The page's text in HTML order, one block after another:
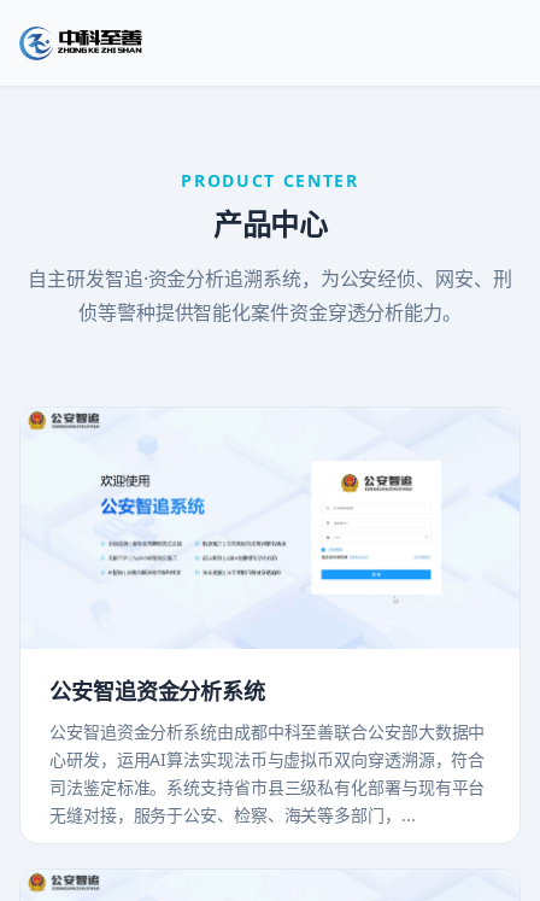
PRODUCT CENTER
产品中心
自主研发智追·资金分析追溯系统，为公安经侦、网安、刑
侦等警种提供智能化案件资金穿透分析能力。
公安智追资金分析系统
公安智追资金分析系统由成都中科至善联合公安部大数据中
心研发，运用AI算法实现法币与虚拟币双向穿透溯源，符合
司法鉴定标准。系统支持省市县三级私有化部署与现有平台
无缝对接，服务于公安、检察、海关等多部门，...